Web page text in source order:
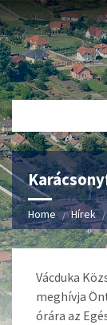
Home Hírek
Vácduka
meghívja
órára az